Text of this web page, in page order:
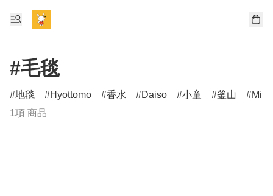
#毛毯
地毯 Hyottomo 香水 Daiso 小童 釜山
1項 商品